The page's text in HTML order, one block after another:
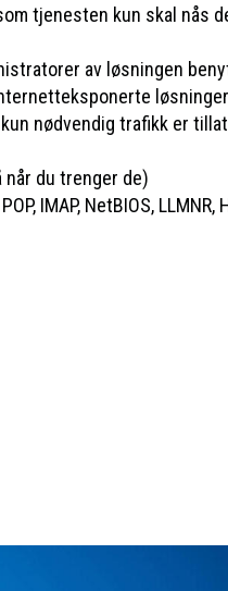
tjenesten kun skal nås
av løsningen
løsninger
nødvendig trafikk er
du trenger de)
IMAP, NetBIOS, LLMNR,